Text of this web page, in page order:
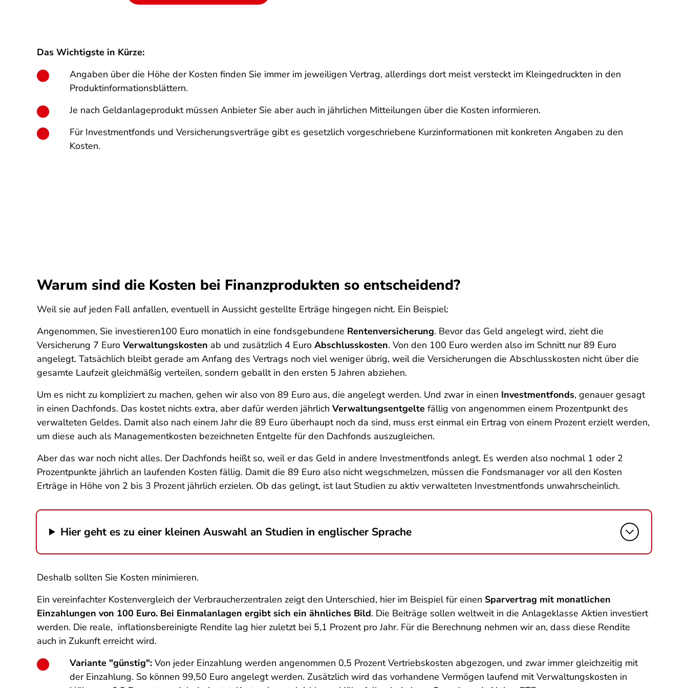
Das Wichtigste in Kürze:
Angaben über die Höhe der Kosten finden Sie immer im jeweiligen Vertrag, allerdings dort meist versteckt im Kleingedruckten in den
Produktinformationsblättern.
Je nach Geldanlageprodukt müssen Anbieter Sie aber auch in jährlichen Mitteilungen über die Kosten informieren.
Für Investmentfonds und Versicherungsverträge gibt es gesetzlich vorgeschriebene Kurzinformationen mit konkreten Angaben zu den
Kosten.
Warum sind die Kosten bei Finanzprodukten so entscheidend?
Weil sie auf jeden Fall anfallen, eventuell in Aussicht gestellte Erträge hingegen nicht. Ein Beispiel:
Angenommen, Sie investieren100 Euro monatlich in eine fondsgebundene Rentenversicherung. Bevor das Geld angelegt wird, zieht die
Versicherung 7 Euro Verwaltungskosten ab und zusätzlich 4 Euro Abschlusskosten. Von den 100 Euro werden also im Schnitt nur 89 Euro
angelegt. Tatsächlich bleibt gerade am Anfang des Vertrags noch viel weniger übrig, weil die Versicherungen die Abschlusskosten nicht über die
gesamte Laufzeit gleichmäßig verteilen, sondern geballt in den ersten 5 Jahren abziehen.
Um es nicht zu kompliziert zu machen, gehen wir also von 89 Euro aus, die angelegt werden. Und zwar in einen Investmentfonds, genauer gesagt
in einen Dachfonds. Das kostet nichts extra, aber dafür werden jährlich Verwaltungsentgelte fällig von angenommen einem Prozentpunkt des
verwalteten Geldes. Damit also nach einem Jahr die 89 Euro überhaupt noch da sind, muss erst einmal ein Ertrag von einem Prozent erzielt werden,
um diese auch als Managementkosten bezeichneten Entgelte für den Dachfonds auszugleichen.
Aber das war noch nicht alles. Der Dachfonds heißt so, weil er das Geld in andere Investmentfonds anlegt. Es werden also nochmal 1 oder 2
Prozentpunkte jährlich an laufenden Kosten fällig. Damit die 89 Euro also nicht wegschmelzen, müssen die Fondsmanager vor all den Kosten
Erträge in Höhe von 2 bis 3 Prozent jährlich erzielen. Ob das gelingt, ist laut Studien zu aktiv verwalteten Investmentfonds unwahrscheinlich.
Hier geht es zu einer kleinen Auswahl an Studien in englischer Sprache
Deshalb sollten Sie Kosten minimieren.
Ein vereinfachter Kostenvergleich der Verbraucherzentralen zeigt den Unterschied, hier im Beispiel für einen Sparvertrag mit monatlichen
Einzahlungen von 100 Euro. Bei Einmalanlagen ergibt sich ein ähnliches Bild. Die Beiträge sollen weltweit in die Anlageklasse Aktien investiert
werden. Die reale, inflationsbereinigte Rendite lag hier zuletzt bei 5,1 Prozent pro Jahr. Für die Berechnung nehmen wir an, dass diese Rendite
auch in Zukunft erreicht wird.
Variante "günstig": Von jeder Einzahlung werden angenommen 0,5 Prozent Vertriebskosten abgezogen, und zwar immer gleichzeitig mit
der Einzahlung. So können 99,50 Euro angelegt werden. Zusätzlich wird das vorhandene Vermögen laufend mit Verwaltungskosten in